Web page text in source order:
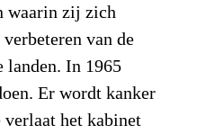
waarin zij zich
van de
landen. In 1965
Er wordt kanker
verlaat het kabinet